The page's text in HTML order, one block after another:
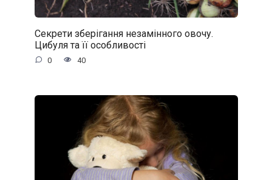
Секрети зберігання незамінного овочу.
Цибуля та її особливості
0 40